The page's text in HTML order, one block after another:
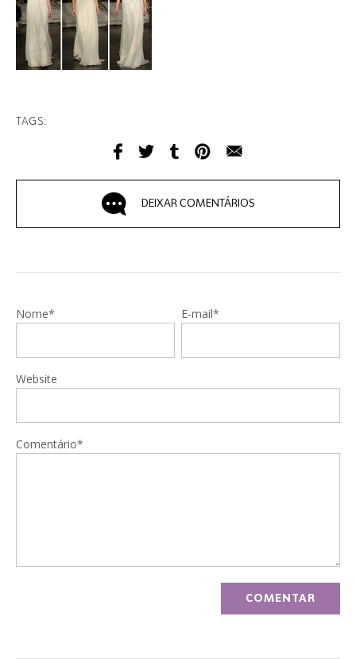
TAGS:
DEIXAR COMENTÁRIOS
Nome* E-mail*
Website
Comentário*